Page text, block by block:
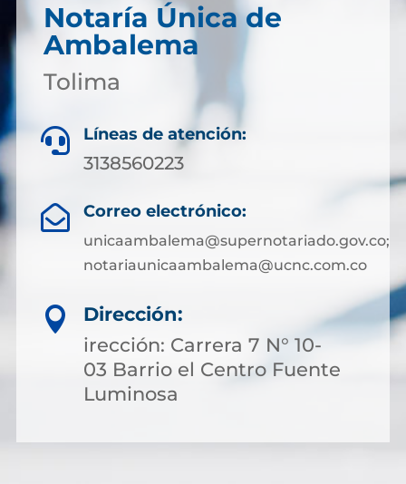
Notaría Única de
Ambalema
Tolima
 Líneas de atención:
3138560223
 Correo electrónico:
unicaambalema@supernotariado.gov.co;
notariaunicaambalema@ucnc.com.co

Dirección:
irección: Carrera 7 N° 10-
03 Barrio el Centro Fuente
Luminosa